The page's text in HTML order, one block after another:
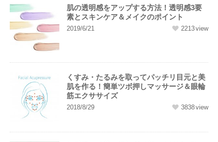
肌の透明感をアップする方法！透明感3要
素とスキンケア＆メイクのポイント
2019/6/21 2213
くすみ・たるみを取ってパッチリ目元と美
肌を作る！簡単ツボ押しマッサージ＆眼輪
筋エクササイズ
2018/8/29 3838